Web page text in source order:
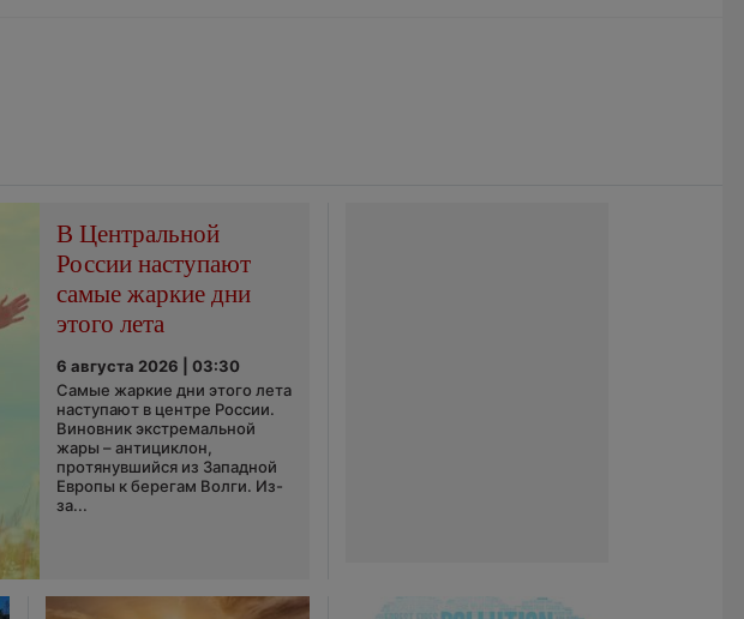
В Центральной
России наступают
самые жаркие дни
этого лета
6 августа 2026 | 03:30
Самые жаркие дни этого лета
наступают в центре России.
Виновник экстремальной
жары – антициклон,
протянувшийся из Западной
Европы к берегам Волги. Из-
за...